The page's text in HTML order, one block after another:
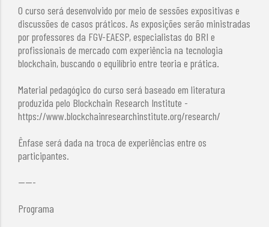
O curso será desenvolvido por meio de sessões expositivas e
discussões de casos práticos. As exposições serão ministradas
por professores da FGV-EAESP, especialistas do BRI e
profissionais de mercado com experiência na tecnologia
blockchain, buscando o equilíbrio entre teoria e prática.
Material pedagógico do curso será baseado em literatura
produzida pelo Blockchain Research Institute -
https://www.blockchainresearchinstitute.org/research/
Ênfase será dada na troca de experiências entre os
participantes.
-----
Programa